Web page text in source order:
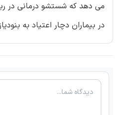
می دهد که شستشو درمانی در
در بیماران دچار اعتیاد به